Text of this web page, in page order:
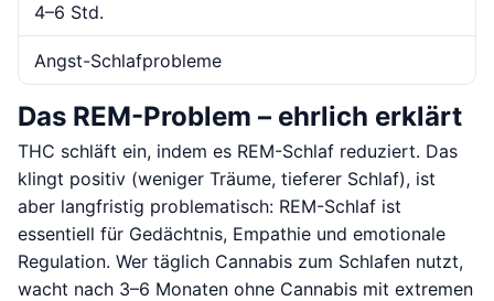
4–6 Std.
Angst-Schlafprobleme
Das REM-Problem – ehrlich erklärt
THC schläft ein, indem es REM-Schlaf reduziert. Das
klingt positiv (weniger Träume, tieferer Schlaf), ist
aber langfristig problematisch: REM-Schlaf ist
essentiell für Gedächtnis, Empathie und emotionale
Regulation. Wer täglich Cannabis zum Schlafen nutzt,
wacht nach 3–6 Monaten ohne Cannabis mit extremen